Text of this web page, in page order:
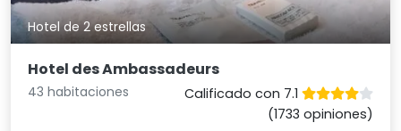
Hotel de 2 estrellas
Hotel des Ambassadeurs
43 habitaciones
Calificado con 7.1
(1733 opiniones)